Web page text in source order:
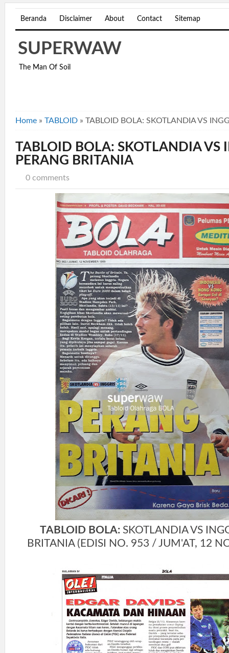
Beranda Disclaimer About Contact Sitemap
SUPERWAW
The Man Of Soil
Home » TABLOID » TABLOID BOLA: SKOTLANDIA VS
TABLOID BOLA: SKOTLANDIA VS
PERANG BRITANIA
0 comments
TABLOID BOLA: SKOTLANDIA VS
BRITANIA (EDISI NO. 953 / JUM'AT, 12